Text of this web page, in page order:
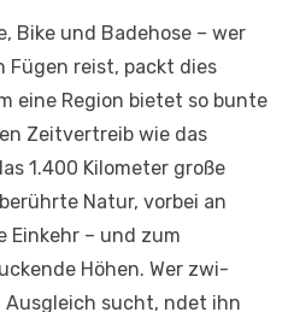
Bike und Badehose – wer
Fügen reist, packt dies
eine Region bietet so bunte
Zeitvertreib wie das
1.400 Kilometer große
Natur, vorbei an
Einkehr – und zum
Höhen. Wer zwi-
sucht, ndet ihn